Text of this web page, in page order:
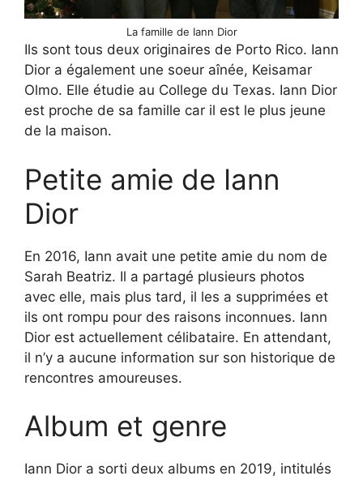
La famille de Iann Dior
Ils sont tous deux originaires de Porto Rico. Iann
Dior a également une soeur aînée, Keisamar
Olmo. Elle étudie au College du Texas. Iann Dior
est proche de sa famille car il est le plus jeune
de la maison.
Petite amie de Iann
Dior
En 2016, Iann avait une petite amie du nom de
Sarah Beatriz. Il a partagé plusieurs photos
avec elle, mais plus tard, il les a supprimées et
ils ont rompu pour des raisons inconnues. Iann
Dior est actuellement célibataire. En attendant,
il n’y a aucune information sur son historique de
rencontres amoureuses.
Album et genre
Iann Dior a sorti deux albums en 2019, intitulés